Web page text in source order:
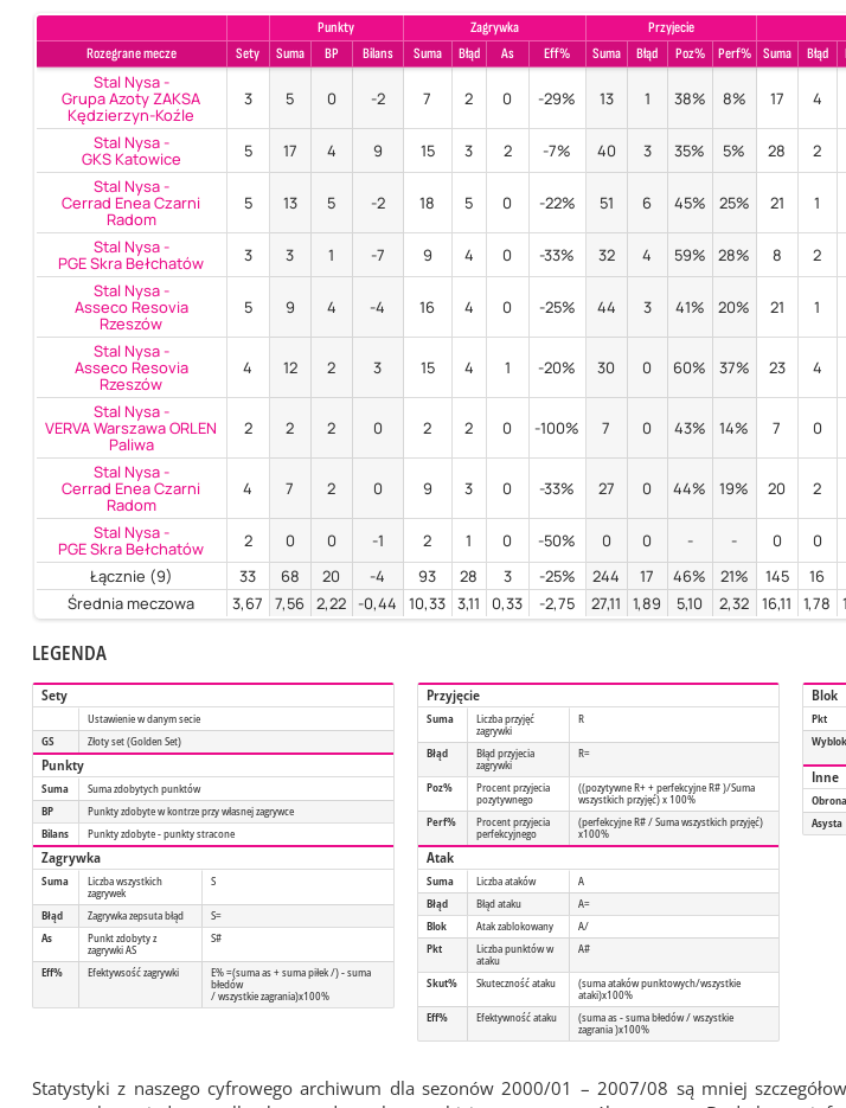
Punkty Zagrywka Przyjecie
Rozegrane mecze
Sety Suma BP Bilans Suma Błąd As Eff% Suma Błąd Poz% Perf% Suma Błąd
Stal Nysa -
Grupa Azoty ZAKSA
Kędzierzyn-Koźle
3 5 0 -2 7 2 0 -29% 13 1 38% 8% 17 4
Stal Nysa -
GKS Katowice 5 17 4 9 15 3 2 -7% 40 3 35% 5% 28 2
Stal Nysa -
Cerrad Enea Czarni
Radom
5 13 5 -2 18 5 0 -22% 51 6 45% 25% 21 1
Stal Nysa -
PGE Skra Bełchatów 3 3 1 -7 9 4 0 -33% 32 4 59% 28% 8 2
Stal Nysa -
Asseco Resovia
Rzeszów
5 9 4 -4 16 4 0 -25% 44 3 41% 20% 21 1
Stal Nysa -
Asseco Resovia
Rzeszów
4 12 2 3 15 4 1 -20% 30 0 60% 37% 23 4
Stal Nysa -
VERVA Warszawa ORLEN
Paliwa
2 2 2 0 2 2 0 -100% 7 0 43% 14% 7 0
Stal Nysa -
Cerrad Enea Czarni
Radom
4 7 2 0 9 3 0 -33% 27 0 44% 19% 20 2
Stal Nysa -
PGE Skra Bełchatów 2 0 0 -1 2 1 0 -50% 0 0 - - 0 0
Łącznie (9)
33 68 20 -4 93 28 3 -25% 244 17 46% 21% 145 16
Średnia meczowa
3,67 7,56 2,22 -0,44 10,33 3,11 0,33 -2,75 27,11 1,89 5,10 2,32 16,11 1,78
LEGENDA
Sety
Ustawienie w danym secie
GS
Złoty set (Golden Set)
Punkty
Suma
Suma zdobytych punktów
BP
Punkty zdobyte w kontrze przy własnej zagrywce
Bilans
Punkty zdobyte - punkty stracone
Zagrywka
Suma Liczba wszystkich
zagrywek
S
Błąd Zagrywka zepsuta błąd
S=
As
Punkt zdobyty z
zagrywki AS
S#
Eff% Efektywsość zagrywki E% =(suma as + suma piłek /) - suma
błedów
/ wszystkie zagrania)x100%
Przyjęcie
Suma Liczba przyjęć
zagrywki
R
Błąd Błąd przyjecia
zagrywki
R=
Poz% Procent przyjecia
pozytywnego
((pozytywne R+ + perfekcyjne R# )/Suma
wszystkich przyjęć) x 100%
Perf%
Procent przyjecia
perfekcyjnego
(perfekcyjne R# / Suma wszystkich przyjęć)
x100%
Atak
Suma Liczba ataków
A
Błąd
Błąd ataku
A=
Blok
Atak zablokowany
A/
Pkt
Liczba punktów w
ataku
A#
Skut% Skuteczność ataku (suma ataków punktowych/wszystkie
ataki)x100%
Eff%
Efektywność ataku (suma as - suma błedów / wszystkie
zagrania )x100%
Blok
Pkt
Wyblok
Inne
Obrona
Asysta
Statystyki z naszego cyfrowego archiwum dla sezonów 2000/01 – 2007/08 są mniej